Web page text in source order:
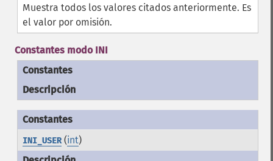
Muestra todos los valores citados anteriormente. Es
el valor por omisión.
Constantes modo INI
Constantes
Descripción
INI_USER(int)